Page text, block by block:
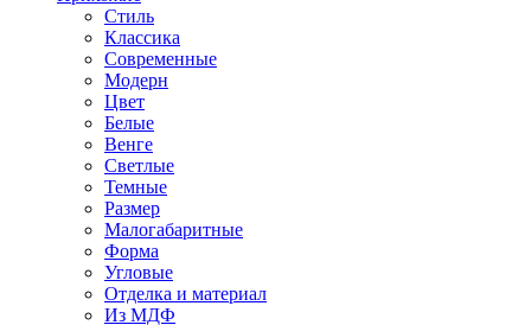
Стиль
Классика
Современные
Модерн
Цвет
Белые
Венге
Светлые
Темные
Размер
Малогабаритные
Форма
Угловые
Отделка и материал
Из МДФ